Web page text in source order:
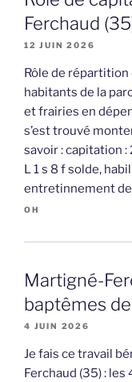
Ferchaud
12 JUIN 2026
Rôle de
habitants de la
et frairies en
s’est trouvé
savoir : capitation :
L 1 s 8 f solde,
entretinnement
OH
Martigné-
baptêmes
4 JUIN 2026
Je fais ce travail
Ferchaud (35) :